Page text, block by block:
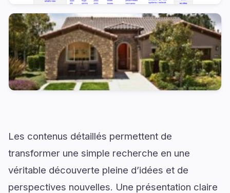
Les contenus détaillés permettent de
transformer une simple recherche en une
véritable découverte pleine d’idées et de
perspectives nouvelles. Une présentation claire